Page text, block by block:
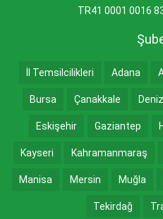
TR41 0001 0016
İl Temsilcilikleri Adana
Bursa Çanakkale
Eskişehir Gaziantep
Kayseri Kahramanmaraş
Manisa Mersin Muğla
Tekirdağ